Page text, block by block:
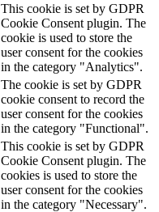
This cookie is set by GDPR
Cookie Consent plugin. The
cookie is used to store the
user consent for the cookies
in the category "Analytics".
The cookie is set by GDPR
cookie consent to record the
user consent for the cookies
in the category "Functional".
This cookie is set by GDPR
Cookie Consent plugin. The
cookies is used to store the
user consent for the cookies
in the category "Necessary".